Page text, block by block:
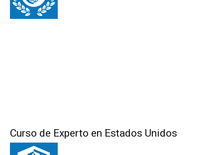
Curso de Experto en Estados Unidos